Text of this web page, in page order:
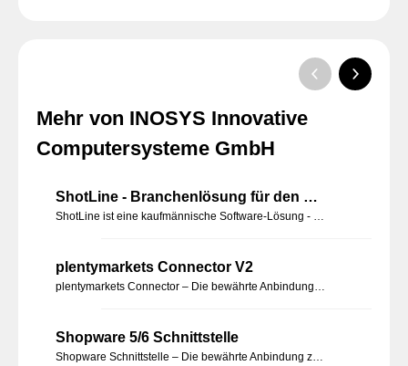
Mehr von INOSYS Innovative
Computersysteme GmbH
ShotLine - Branchenlösung für den Waffenfachhandel
ShotLine ist eine kaufmännische Software-Lösung - basierend auf Sage 100, welche speziell für den Waffenfachhandel entwickelt wurde.
plentymarkets Connector V2
plentymarkets Connector – Die bewährte Anbindung zur Sage 100 Warenwirtschaft von Inosys
Shopware 5/6 Schnittstelle
Shopware Schnittstelle – Die bewährte Anbindung zur Sage 100 Warenwirtschaft von Inosys